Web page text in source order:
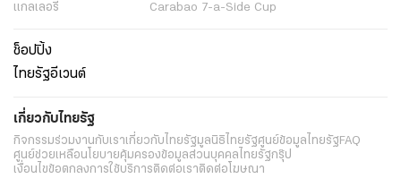
แกลเลอรี่
Carabao 7-a-Side Cup
ช็อปปิ้ง
ไทยรัฐอีเวนต์
เกี่ยวกับไทยรัฐ
กิจกรรมร่วมงานกับเราเกี่ยวกับไทยรัฐมูลนิธิไทยรัฐศูนย์ข้อมูลไทยรัฐFAQ
ศูนย์ช่วยเหลือนโยบายคุ้มครองข้อมูลส่วนบุคคลไทยรัฐกรุ๊ป
เงื่อนไขข้อตกลงการใช้บริการติดต่อเราติดต่อโฆษณา